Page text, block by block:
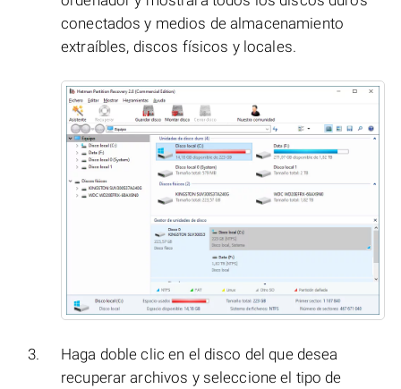
conectados y medios de almacenamiento
extraíbles, discos físicos y locales.
Haga doble clic en el disco del que desea
recuperar archivos y seleccione el tipo de